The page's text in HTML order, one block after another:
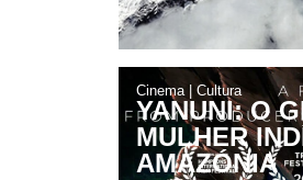
Cinema| Cultura
YANUNI: O
MULHER
AMAZÓNIA